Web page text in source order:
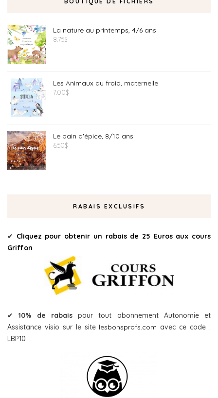
La nature au printemps, 4/6 ans
8.75$
Les Animaux du froid, maternelle
7.00$
Le pain d'épice, 8/10 ans
6.50$
RABAIS EXCLUSIFS
✔ Cliquez pour obtenir un rabais de 25 Euros aux cours
Griffon
✔10% de rabaispour tout abonnement Autonomie et
Assistance visio sur le site lesbonsprofs.com avec ce code :
LBP10